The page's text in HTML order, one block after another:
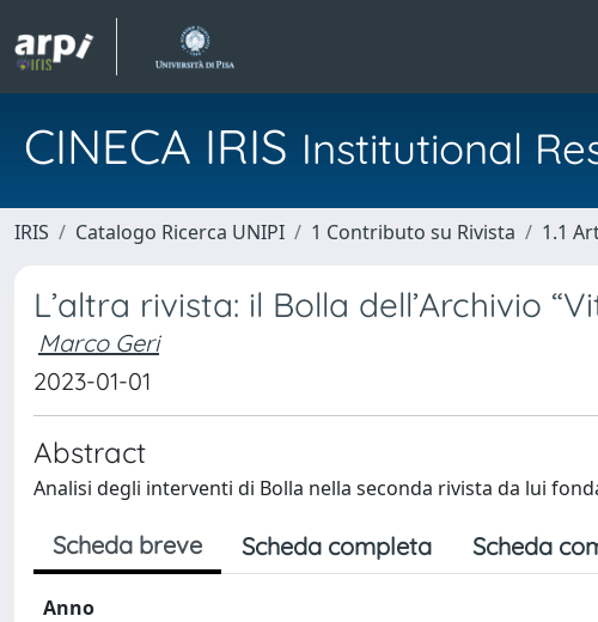
CINECA IRIS Institutional
IRIS Catalogo Ricerca UNIPI 1 Contributo su Rivista 1.1
L’altra rivista: il Bolla dell’Archivio
Marco Geri
2023-01-01
Abstract
Analisi degli interventi di Bolla nella seconda rivista da lui
Scheda breve Scheda completa Scheda
Anno